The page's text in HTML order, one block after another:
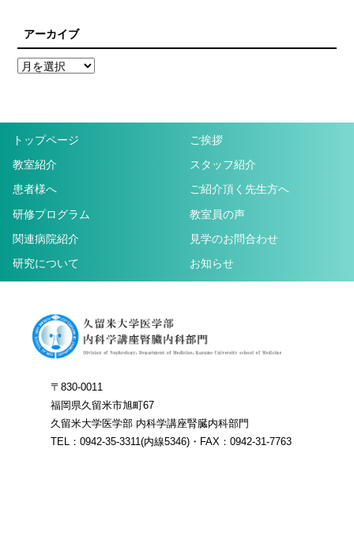
アーカイブ
トップページ
ご挨拶
教室紹介
スタッフ紹介
患者様へ
ご紹介頂く先生方へ
研修プログラム
教室員の声
関連病院紹介
見学のお問合わせ
研究について
お知らせ
〒830-0011
福岡県久留米市旭町67
久留米大学医学部 内科学講座腎臓内科部門
TEL：0942-35-3311(内線5346)・FAX：0942-31-7763